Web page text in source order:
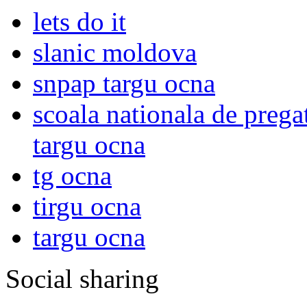
lets do it
slanic moldova
snpap targu ocna
scoala nationala de
targu ocna
tg ocna
tirgu ocna
targu ocna
Social sharing